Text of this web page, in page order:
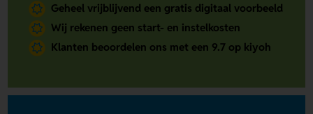
Geheel vrijblijvend een gratis digitaal voorbeeld
Wij rekenen geen start- en instelkosten
Klanten beoordelen ons met een 9.7 op kiyoh